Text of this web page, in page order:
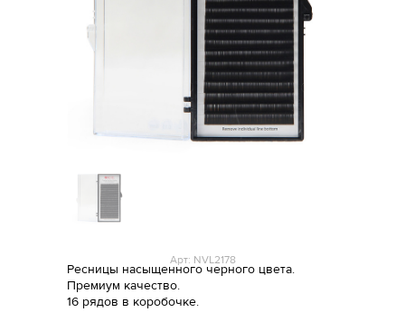
Арт: NVL2178
Ресницы насыщенного черного цвета.
Премиум качество.
16 рядов в коробочке.